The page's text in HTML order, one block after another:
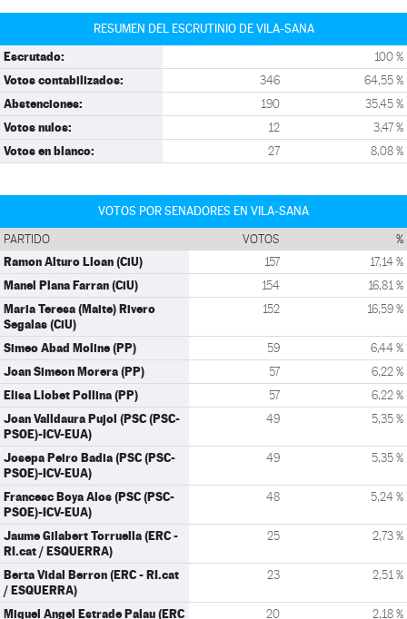
RESUMEN DEL ESCRUTINIO DE VILA-SANA
Escrutado: 100 %
Votos contabilizados: 346 64,55 %
Abstenciones: 190 35,45 %
Votos nulos: 12 3,47 %
Votos en blanco: 27 8,08 %
VOTOS POR SENADORES EN VILA-SANA
PARTIDO VOTOS %
Ramon Alturo Lloan (CiU) 157 17,14 %
Manel Plana Farran (CiU) 154 16,81 %
Maria Teresa (Maite) Rivero
Segalas (CiU)
152 16,59 %
Simeo Abad Moline (PP) 59 6,44 %
Joan Simeon Morera (PP) 57 6,22 %
Elisa Llobet Pollina (PP) 57 6,22 %
Joan Valldaura Pujol (PSC (PSC-
PSOE)-ICV-EUA)
49 5,35 %
Josepa Peiro Badia (PSC (PSC-
PSOE)-ICV-EUA)
49 5,35 %
Francesc Boya Alos (PSC (PSC-
PSOE)-ICV-EUA)
48 5,24 %
Jaume Gilabert Torruella (ERC -
RI.cat / ESQUERRA)
25 2,73 %
Berta Vidal Berron (ERC - RI.cat
/ ESQUERRA)
23 2,51 %
Miquel Angel Estrade Palau (ERC
20 2,18 %